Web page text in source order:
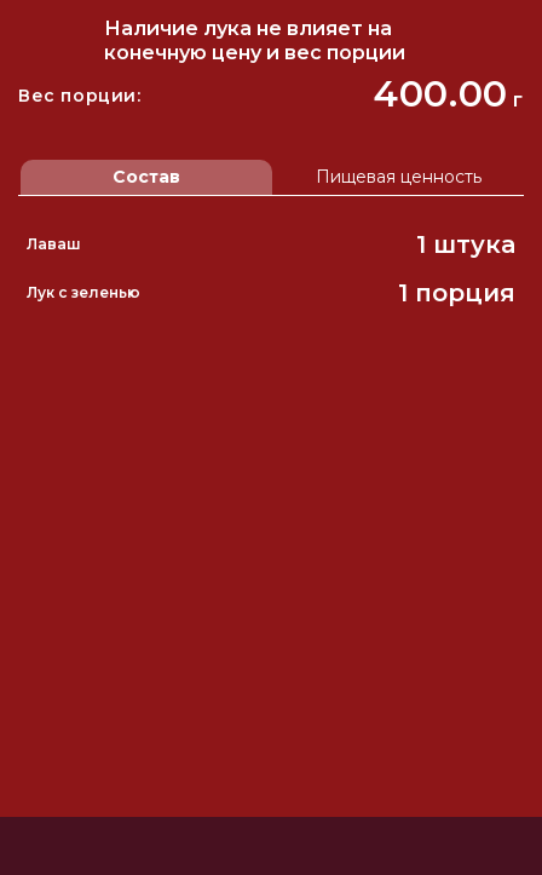
Наличие лука не влияет на
конечную цену и вес порции
Вес порции: 400.00 г
Состав Пищевая ценность
Лаваш 1 штука
Лук с зеленью 1 порция